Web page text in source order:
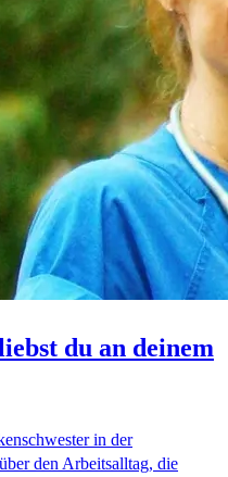
du an deinem
in der
den Arbeitsalltag, die